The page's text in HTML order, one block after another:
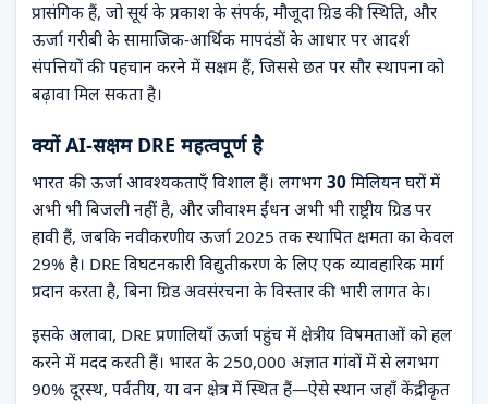
प्रासंगिक हैं, जो सूर्य के प्रकाश के संपर्क, मौजूदा ग्रिड की स्थिति, और
ऊर्जा गरीबी के सामाजिक-आर्थिक मापदंडों के आधार पर आदर्श
संपत्तियों की पहचान करने में सक्षम हैं, जिससे छत पर सौर स्थापना को
बढ़ावा मिल सकता है।
क्यों AI-सक्षम DRE महत्वपूर्ण है
भारत की ऊर्जा आवश्यकताएँ विशाल हैं। लगभग 30 मिलियन घरों में
अभी भी बिजली नहीं है, और जीवाश्म ईंधन अभी भी राष्ट्रीय ग्रिड पर
हावी हैं, जबकि नवीकरणीय ऊर्जा 2025 तक स्थापित क्षमता का केवल
29% है। DRE विघटनकारी विद्युतीकरण के लिए एक व्यावहारिक मार्ग
प्रदान करता है, बिना ग्रिड अवसंरचना के विस्तार की भारी लागत के।
इसके अलावा, DRE प्रणालियाँ ऊर्जा पहुंच में क्षेत्रीय विषमताओं को हल
करने में मदद करती हैं। भारत के 250,000 अज्ञात गांवों में से लगभग
90% दूरस्थ, पर्वतीय, या वन क्षेत्र में स्थित हैं—ऐसे स्थान जहाँ केंद्रीकृत